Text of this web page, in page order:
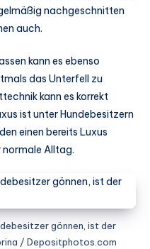
nachgeschnitten
auch.
kann es ebenso
das Unterfell zu
kann es korrekt
ist unter Hundebesitzern
einen bereits Luxus
Alltag.
gönnen, ist der
/ Depositphotos.com